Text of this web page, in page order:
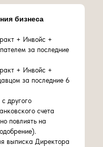
бизнеса
+ Инвойс +
за последние
+ Инвойс +
за последние 6
другого
счета
повлиять на
выписка Директора